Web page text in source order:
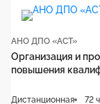
АНО ДПО «АСТ»
Организация и
повышения
Дистанционная
72